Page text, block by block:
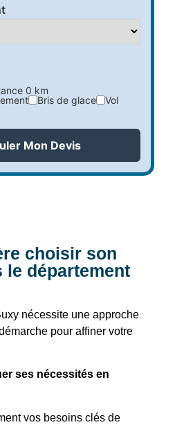
0 km
Bris de glace
Vol
Mon Devis
choisir son
le département
nécessite une approche
pour affiner votre
ses nécessités en
vos besoins clés de